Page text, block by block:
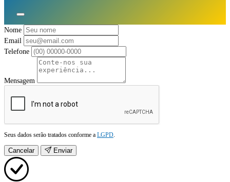
Nome
Email
Telefone
Mensagem
Seus dados serão tratados conforme a LGPD
Cancelar Enviar